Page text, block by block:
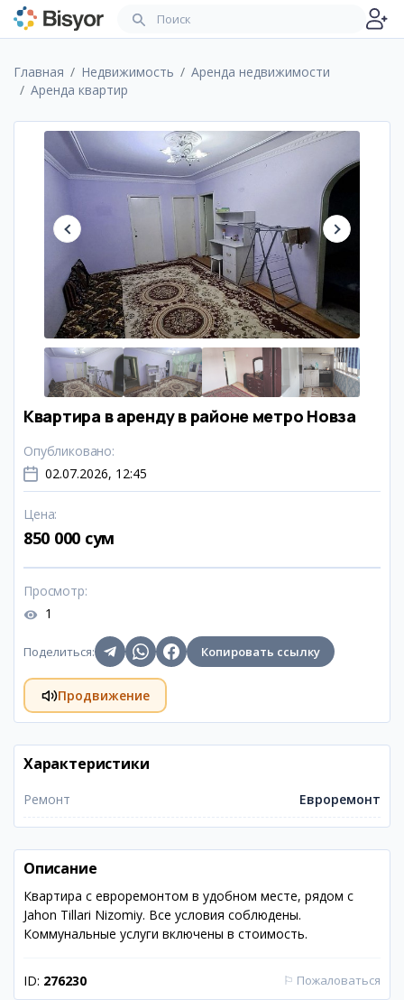
Главная Недвижимость
Аренда недвижимости
Аренда квартир
Квартира в аренду в районе метро Новза
Опубликовано:
02.07.2026, 12:45
Цена:
850 000 сум
Просмотр:
1
Поделиться: Копировать ссылку
Продвижение
Характеристики
Ремонт Евроремонт
Описание
Квартира с евроремонтом в удобном месте, рядом с
Jahon Tillari Nizomiy. Все условия соблюдены.
Коммунальные услуги включены в стоимость.
ID: 276230 ⚐ Пожаловаться